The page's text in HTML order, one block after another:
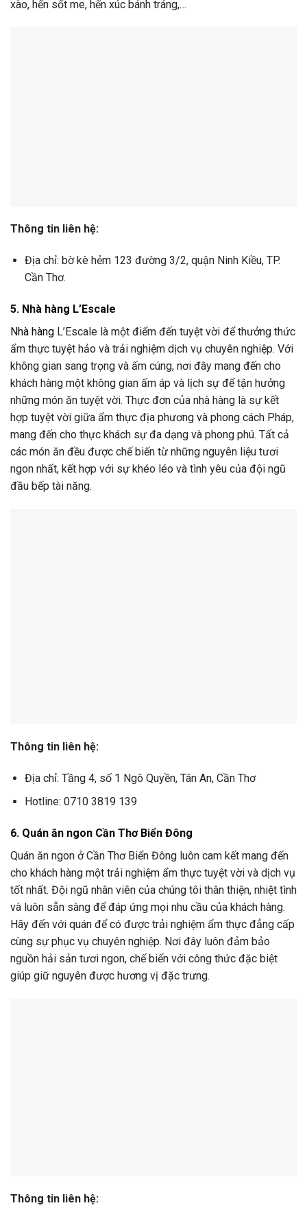
xào, hến sốt me, hến xúc bánh tráng,…
Thông tin liên hệ:
Địa chỉ: bờ kè hẻm 123 đường 3/2, quận Ninh Kiều, TP.
Cần Thơ.
5. Nhà hàng L’Escale
Nhà hàng L’Escale là một điểm đến tuyệt vời để thưởng thức
ẩm thực tuyệt hảo và trải nghiệm dịch vụ chuyên nghiệp. Với
không gian sang trọng và ấm cúng, nơi đây mang đến cho
khách hàng một không gian ấm áp và lịch sự để tận hưởng
những món ăn tuyệt vời. Thực đơn của nhà hàng là sự kết
hợp tuyệt vời giữa ẩm thực địa phương và phong cách Pháp,
mang đến cho thực khách sự đa dạng và phong phú. Tất cả
các món ăn đều được chế biến từ những nguyên liệu tươi
ngon nhất, kết hợp với sự khéo léo và tình yêu của đội ngũ
đầu bếp tài năng.
Thông tin liên hệ:
Địa chỉ: Tầng 4, số 1 Ngô Quyền, Tân An, Cần Thơ
Hotline: 0710 3819 139
6. Quán ăn ngon Cần Thơ Biển Đông
Quán ăn ngon ở Cần Thơ Biển Đông luôn cam kết mang đến
cho khách hàng một trải nghiệm ẩm thực tuyệt vời và dịch vụ
tốt nhất. Đội ngũ nhân viên của chúng tôi thân thiện, nhiệt tình
và luôn sẵn sàng để đáp ứng mọi nhu cầu của khách hàng.
Hãy đến với quán để có được trải nghiệm ẩm thực đẳng cấp
cùng sự phục vụ chuyên nghiệp. Nơi đây luôn đảm bảo
nguồn hải sản tươi ngon, chế biến với công thức đặc biệt
giúp giữ nguyên được hương vị đặc trưng.
Thông tin liên hệ: